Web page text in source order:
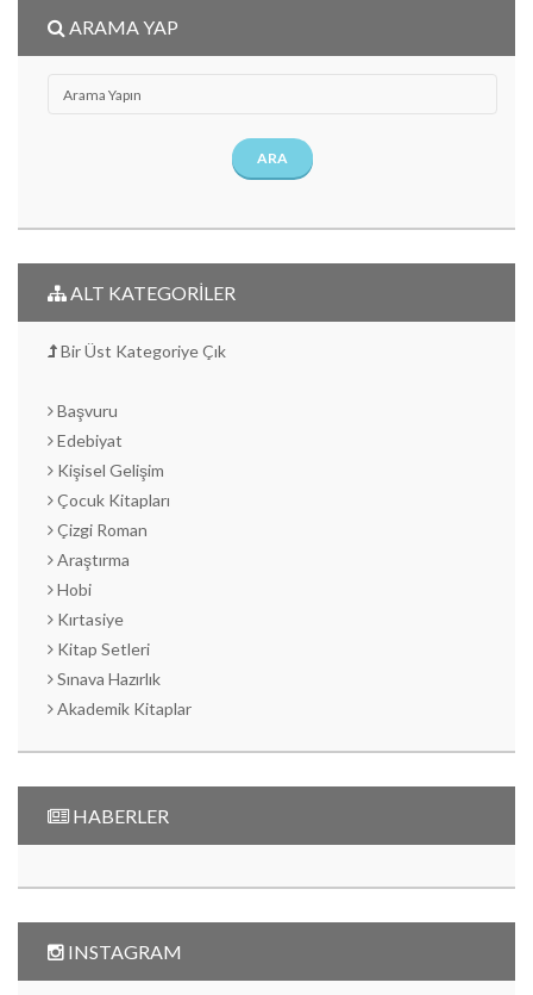
ARAMA YAP
ARA
ALT KATEGORİLER
Bir Üst Kategoriye Çık
Başvuru
Edebiyat
Kişisel Gelişim
Çocuk Kitapları
Çizgi Roman
Araştırma
Hobi
Kırtasiye
Kitap Setleri
Sınava Hazırlık
Akademik Kitaplar
HABERLER
INSTAGRAM